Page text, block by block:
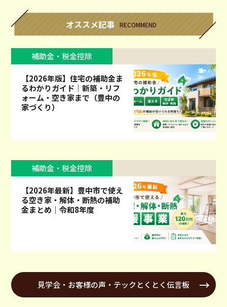
オススメ記事 RECOMMEND
補助金・税金控除
【2026年版】住宅の補助金ま
るわかりガイド｜新築・リフ
ォーム・空き家まで（豊中の
家づくり）
補助金・税金控除
【2026年最新】豊中市で使え
る空き家・解体・断熱の補助
金まとめ｜令和8年度
見学会・お客様の声・テックとくとく伝言板